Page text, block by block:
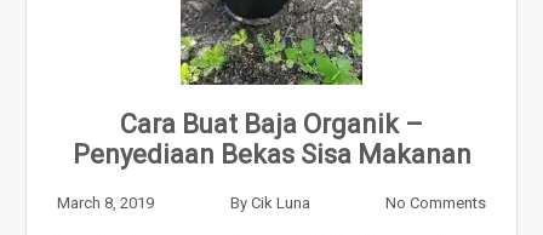
Cara Buat Baja Organik –
Penyediaan Bekas Sisa Makanan
March 8, 2019 By Cik Luna No Comments